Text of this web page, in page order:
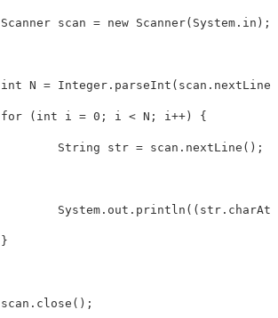
Scanner scan = new Scanner( System . in ) ;
int N = Integer . parseInt ( scan . nextLine
for ( int i = 0 ; i < N ; i++ ) {
String str = scan . nextLine ( ) ;
System . out . println ( ( str . charAt
}
		scan
. close ( ) ;